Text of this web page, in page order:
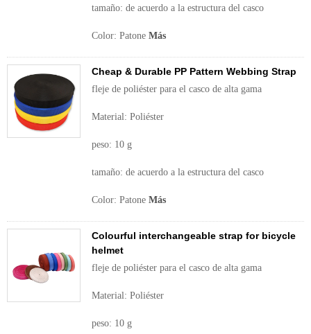
tamaño: de acuerdo a la estructura del casco
Color: Patone Más
Cheap & Durable PP Pattern Webbing Strap
fleje de poliéster para el casco de alta gama
Material: Poliéster
peso: 10 g
tamaño: de acuerdo a la estructura del casco
Color: Patone Más
Colourful interchangeable strap for bicycle
helmet
fleje de poliéster para el casco de alta gama
Material: Poliéster
peso: 10 g